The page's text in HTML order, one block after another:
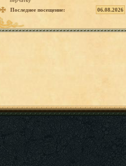
Последнее посещение:
06.08.2026